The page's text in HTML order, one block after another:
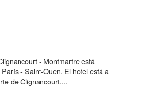
- Montmartre está
- Saint-Ouen. El hotel está a
de Clignancourt....